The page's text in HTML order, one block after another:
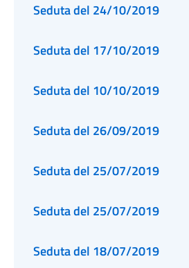
Seduta del 24/10/2019
Seduta del 17/10/2019
Seduta del 10/10/2019
Seduta del 26/09/2019
Seduta del 25/07/2019
Seduta del 25/07/2019
Seduta del 18/07/2019